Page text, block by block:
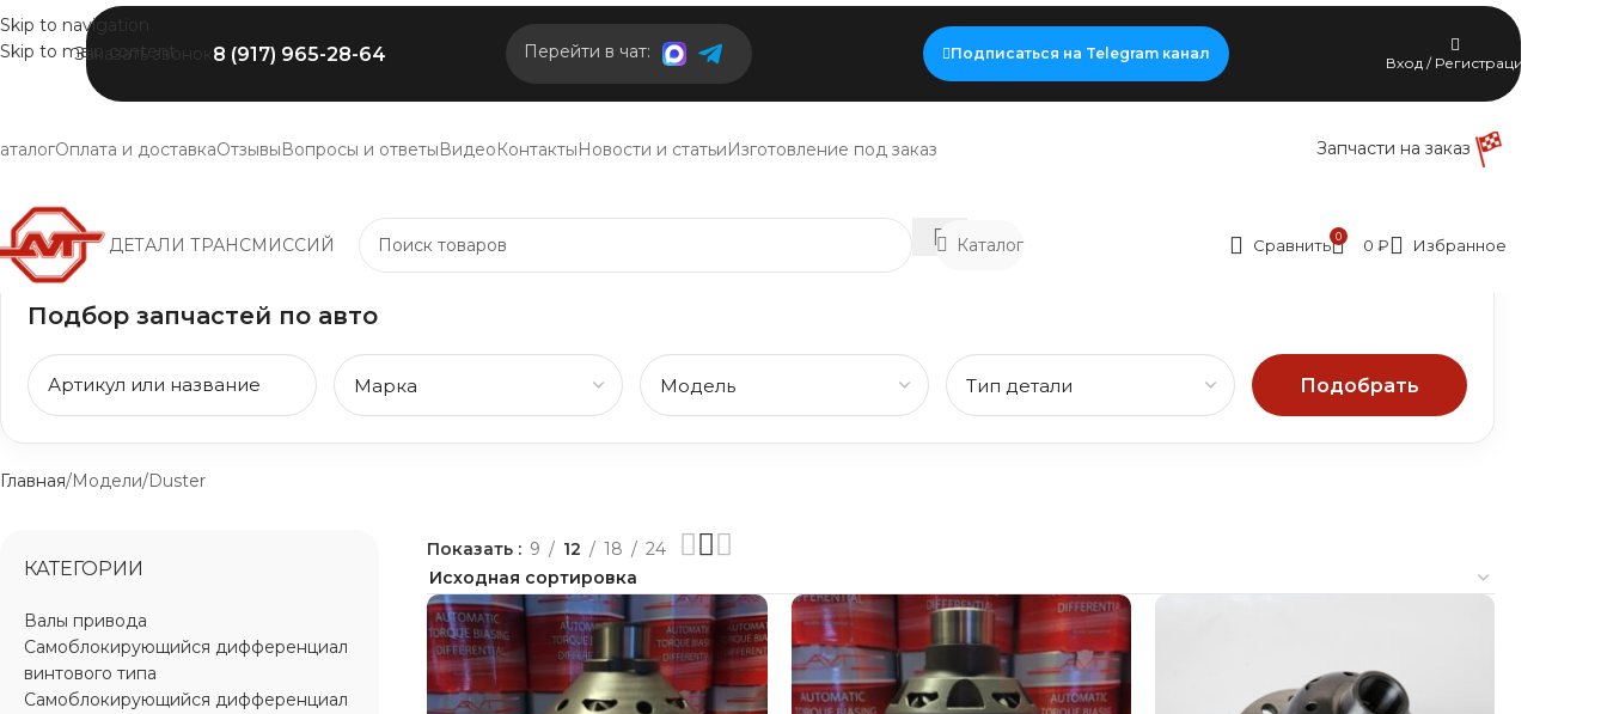
Skip to navigation
Skip to main content
Заказать звонок 8 (917) 965-28-64 Перейти в чат: Подписаться на Telegram канал
Вход / Регистрация
Оплата и доставкаОтзывыВопросы и ответыВидеоКонтактыНовости и статьиИзготовление под заказ Запчасти на заказ
ДЕТАЛИ ТРАНСМИССИЙ Каталог Сравнить 0 0 ₽ Избранное
Подбор запчастей по авто
Подобрать
Главная Модели Duster
КАТЕГОРИИ
Валы привода
Самоблокирующийся дифференциал
винтового типа
Самоблокирующийся дифференциал
Показать 9 12 18 24